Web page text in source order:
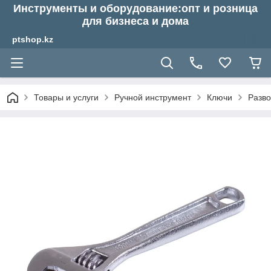
Инструменты и оборудование:опт и розница
для бизнеса и дома
ptshop.kz
Товары и услуги Ручной инструмент Ключи